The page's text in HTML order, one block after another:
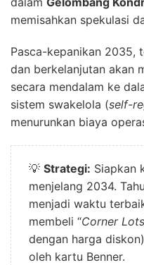
memisahkan spekulasi
Pasca-kepanikan 2035,
dan berkelanjutan akan
secara mendalam ke
sistem swakelola (self-
menurunkan biaya
💡 Strategi: Siapkan
menjelang 2034.
menjadi waktu
membeli “Corner Lots
dengan harga
oleh kartu Benner.